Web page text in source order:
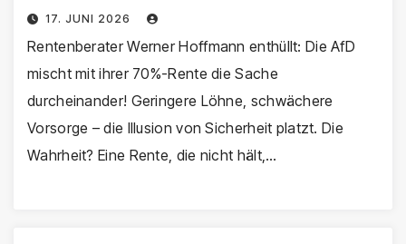
17. JUNI 2026
Rentenberater Werner Hoffmann enthüllt: Die AfD
mischt mit ihrer 70%-Rente die Sache
durcheinander! Geringere Löhne, schwächere
Vorsorge – die Illusion von Sicherheit platzt. Die
Wahrheit? Eine Rente, die nicht hält,…